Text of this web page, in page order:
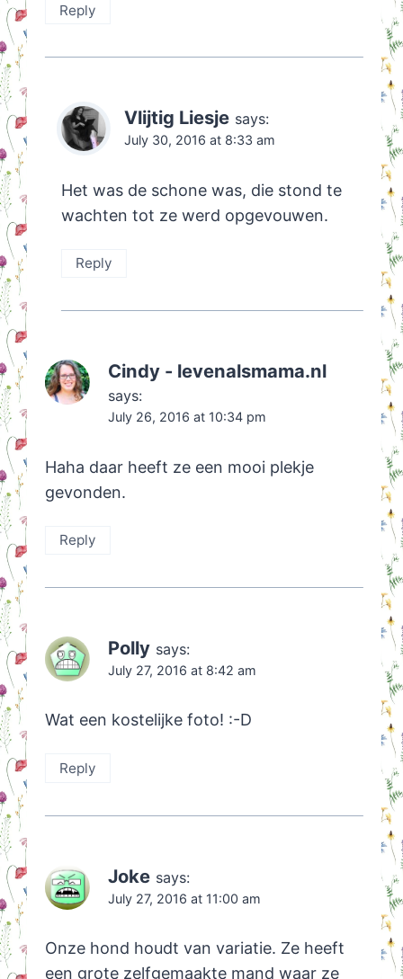
Reply
Vlijtig Liesje says:
July 30, 2016 at 8:33 am
Het was de schone was, die stond te
wachten tot ze werd opgevouwen.
Reply
Cindy - levenalsmama.nl
says:
July 26, 2016 at 10:34 pm
Haha daar heeft ze een mooi plekje
gevonden.
Reply
Polly says:
July 27, 2016 at 8:42 am
Wat een kostelijke foto! :-D
Reply
Joke says:
July 27, 2016 at 11:00 am
Onze hond houdt van variatie. Ze heeft
een grote zelfgemaakte mand waar ze